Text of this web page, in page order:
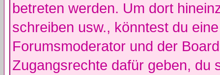
betreten werden. Um dort
schreiben usw., könntest du
Forumsmoderator und der
Zugangsrechte dafür geben, du